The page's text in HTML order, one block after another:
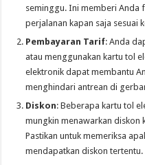
seminggu. Ini memberi Anda
perjalanan kapan saja sesuai
Pembayaran Tarif: Anda
atau menggunakan kartu tol
elektronik dapat membantu
menghindari antrean di
Diskon: Beberapa kartu tol
mungkin menawarkan diskon
Pastikan untuk memeriksa
mendapatkan diskon tertentu.